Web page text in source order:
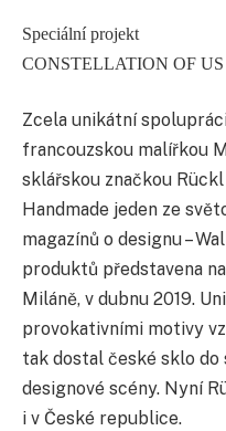
Speciální projekt
CONSTELLATION OF US
Zcela unikátní
francouzskou malířkou
sklářskou značkou
Handmade jeden ze
magazínů o designu –
produktů představena
Miláně, v dubnu 2019.
provokativními motivy
tak dostal české sklo
designové scény. Nyní
i v České republice.